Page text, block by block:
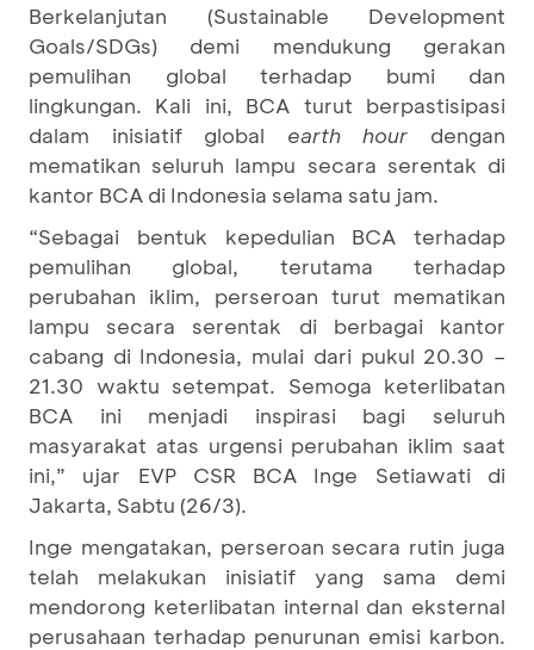
Berkelanjutan (Sustainable Development
Goals/SDGs) demi mendukung gerakan
pemulihan global terhadap bumi dan
lingkungan. Kali ini, BCA turut berpastisipasi
dalam inisiatif global earth hour dengan
mematikan seluruh lampu secara serentak di
kantor BCA di Indonesia selama satu jam.
“Sebagai bentuk kepedulian BCA terhadap
pemulihan global, terutama terhadap
perubahan iklim, perseroan turut mematikan
lampu secara serentak di berbagai kantor
cabang di Indonesia, mulai dari pukul 20.30 –
21.30 waktu setempat. Semoga keterlibatan
BCA ini menjadi inspirasi bagi seluruh
masyarakat atas urgensi perubahan iklim saat
ini,” ujar EVP CSR BCA Inge Setiawati di
Jakarta, Sabtu (26/3).
Inge mengatakan, perseroan secara rutin juga
telah melakukan inisiatif yang sama demi
mendorong keterlibatan internal dan eksternal
perusahaan terhadap penurunan emisi karbon.